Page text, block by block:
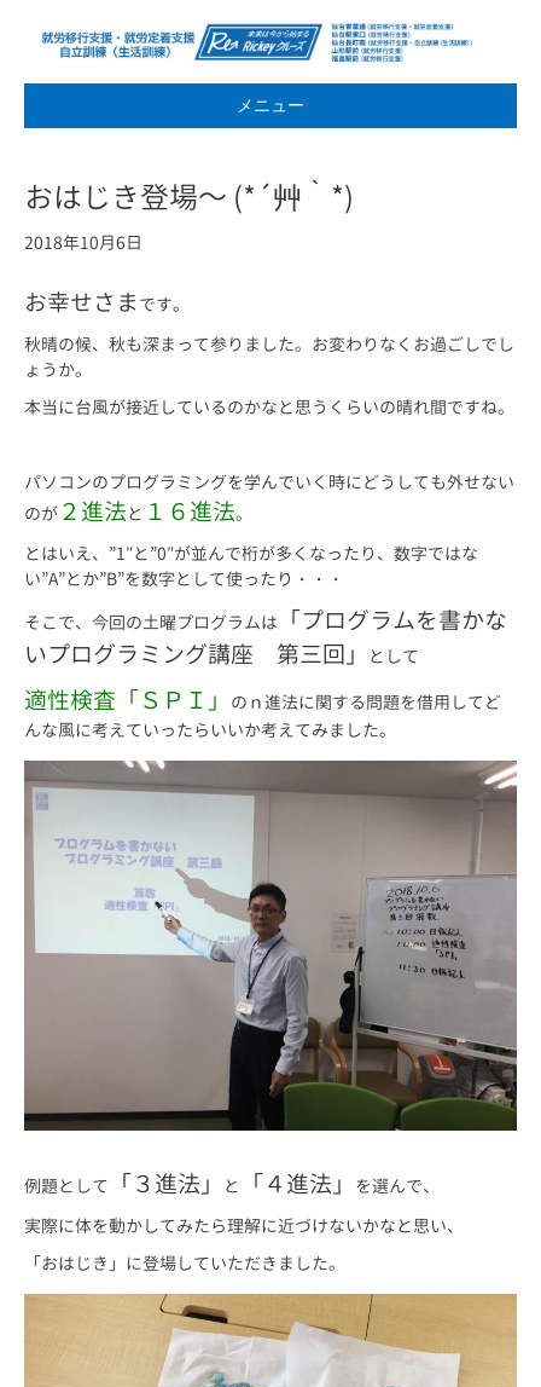
メニュー
おはじき登場～ (*´艸｀*)
2018年10月6日
お幸せさま です。
秋晴の候、秋も深まって参りました。お変わりなくお過ごしでし
ょうか。
本当に台風が接近しているのかなと思うくらいの晴れ間ですね。
パソコンのプログラミングを学んでいく時にどうしても外せない
のが ２進法と １６進法。
とはいえ、”1″と”0″が並んで桁が多くなったり、数字ではな
い”A”とか”B”を数字として使ったり・・・
そこで、今回の土曜プログラムは
「プログラムを書かな
いプログラミング講座 第三回」
として
適性検査「ＳＰＩ」
のｎ進法に関する問題を借用してど
んな風に考えていったらいいか考えてみました。
例題として 「３進法」 と 「４進法」
を選んで、
実際に体を動かしてみたら理解に近づけないかなと思い、
「おはじき」に登場していただきました。